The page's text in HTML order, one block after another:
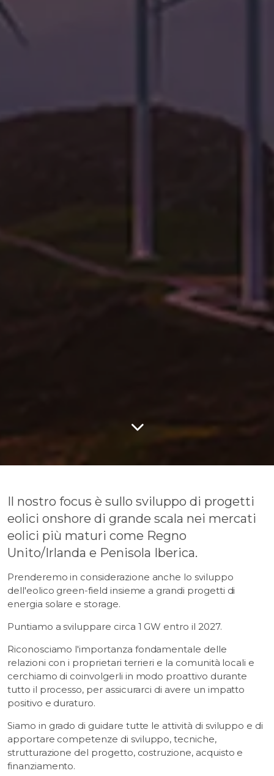
Il nostro focus è sullo sviluppo di progetti
eolici onshore di grande scala nei mercati
eolici più maturi come Regno
Unito/Irlanda e Penisola Iberica.
Prenderemo in considerazione anche lo sviluppo
dell'eolico green-field insieme a grandi progetti di
energia solare e storage.
Puntiamo a sviluppare circa 1 GW entro il 2027.
Riconosciamo l'importanza fondamentale delle
relazioni con i proprietari terrieri e la comunità locali e
cerchiamo di coinvolgerli in modo proattivo durante
tutto il processo, per assicurarci di avere un impatto
positivo e duraturo.
Siamo in grado di guidare tutte le attività di sviluppo e di
apportare competenze di sviluppo, tecniche,
strutturazione del progetto, costruzione, acquisto e
finanziamento.